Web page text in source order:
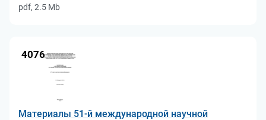
pdf, 2.5 Mb
4076
Материалы 51-й международной научной